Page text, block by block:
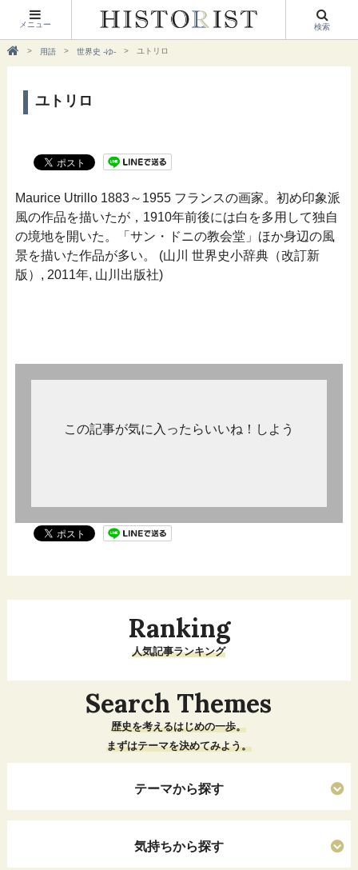
メニュー 検索
用語 世界史 -ゆ- ユトリロ
ユトリロ
Maurice Utrillo 1883～1955 フランスの画家。初め印象派
風の作品を描いたが，1910年前後には白を多用して独自
の境地を開いた。「サン・ドニの教会堂」ほか身辺の風
景を描いた作品が多い。 (山川 世界史小辞典（改訂新
版）, 2011年, 山川出版社)
この記事が気に入ったらいいね！しよう
Ranking
人気記事ランキング
Search Themes
歴史を考えるはじめの一歩。
まずはテーマを決めてみよう。
テーマから探す
気持ちから探す